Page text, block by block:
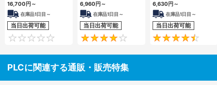
16,700 円 ～
在庫品1日目～
当日出荷可能
0
6,960 円 ～
在庫品1日目～
当日出荷可能
4.3
6,630 円 ～
在庫品1日目～
当日出荷可能
PLCに関連する通販・販売特集